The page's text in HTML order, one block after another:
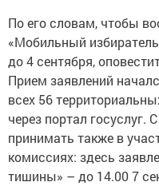
По его словам, чтобы
«Мобильный
до 4 сентября,
Прием заявлений
всех 56
через портал госуслуг.
принимать также в
комиссиях: здесь
тишины» – до 14.00 7